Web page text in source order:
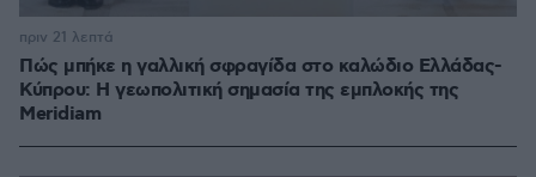
Πώς μπήκε η γαλλική σφραγίδα στο καλώδιο Ελλάδας-
Κύπρου: Η γεωπολιτική σημασία της εμπλοκής της
Meridiam
πριν 21 λεπτά